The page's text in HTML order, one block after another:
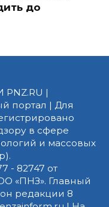
до
|
портал | Для
в сфере
и массовых
- 82747 от
«ПНЗ». Главный
редакции 8